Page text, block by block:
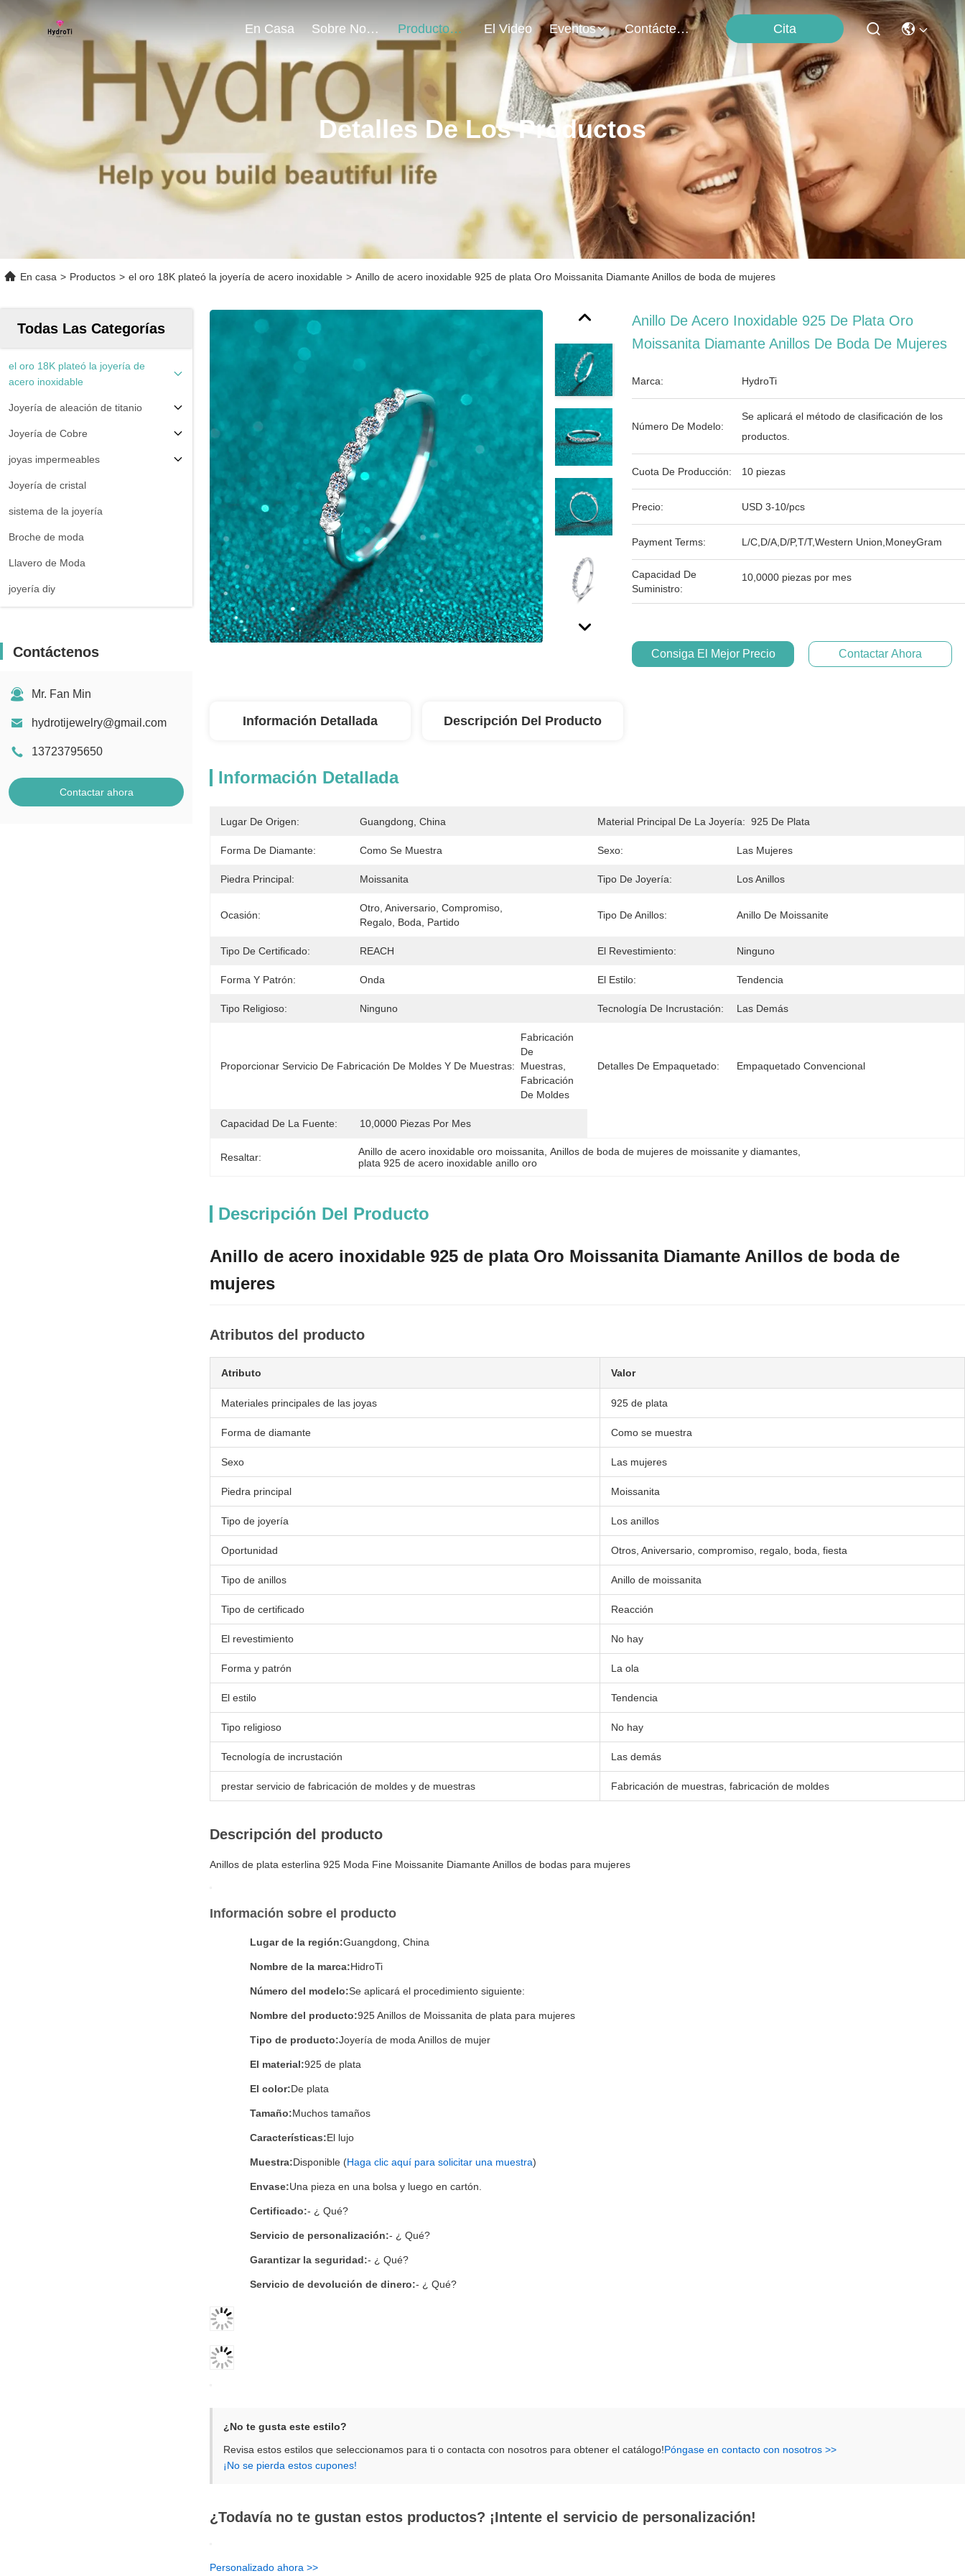
En Casa Sobre Nosotros Productos El Video Eventos Contáctenos Cita
Detalles De Los Productos
En casa > Productos > el oro 18K plateó la joyería de acero inoxidable > Anillo de acero inoxidable 925 de plata Oro Moissanita Diamante Anillos de boda de mujeres
Todas Las Categorías
el oro 18K plateó la joyería de
acero inoxidable
Joyería de aleación de titanio
Joyería de Cobre
joyas impermeables
Joyería de cristal
sistema de la joyería
Broche de moda
Llavero de Moda
joyería diy
Contáctenos
Mr. Fan Min
hydrotijewelry@gmail.com
13723795650
Contactar ahora
Anillo De Acero Inoxidable 925 De Plata Oro
Moissanita Diamante Anillos De Boda De Mujeres
Marca: HydroTi
Número De Modelo:
Se aplicará el método de clasificación de los
productos.
Cuota De Producción: 10 piezas
Precio: USD 3-10/pcs
Payment Terms: L/C,D/A,D/P,T/T,Western Union,MoneyGram
Capacidad De
Suministro:
10,0000 piezas por mes
Consiga El Mejor Precio Contactar Ahora
Información Detallada Descripción Del Producto
Información Detallada
Lugar De Origen: Guangdong, China Material Principal De La Joyería: 925 De Plata
Forma De Diamante: Como Se Muestra Sexo: Las Mujeres
Piedra Principal: Moissanita Tipo De Joyería: Los Anillos
Ocasión:
Otro, Aniversario, Compromiso,
Regalo, Boda, Partido
Tipo De Anillos: Anillo De Moissanite
Tipo De Certificado: REACH El Revestimiento: Ninguno
Forma Y Patrón: Onda El Estilo: Tendencia
Tipo Religioso: Ninguno Tecnología De Incrustación: Las Demás
Proporcionar Servicio De Fabricación De Moldes Y De Muestras:
Fabricación
De
Muestras,
Fabricación
De Moldes
Detalles De Empaquetado: Empaquetado Convencional
Capacidad De La Fuente: 10,0000 Piezas Por Mes
Resaltar: Anillo de acero inoxidable oro moissanita Anillos de boda de mujeres de moissanite y diamantes
plata 925 de acero inoxidable anillo oro
Descripción Del Producto
Anillo de acero inoxidable 925 de plata Oro Moissanita Diamante Anillos de boda de
mujeres
Atributos del producto
Atributo Valor
Materiales principales de las joyas 925 de plata
Forma de diamante Como se muestra
Sexo Las mujeres
Piedra principal Moissanita
Tipo de joyería Los anillos
Oportunidad Otros, Aniversario, compromiso, regalo, boda, fiesta
Tipo de anillos Anillo de moissanita
Tipo de certificado Reacción
El revestimiento No hay
Forma y patrón La ola
El estilo Tendencia
Tipo religioso No hay
Tecnología de incrustación Las demás
prestar servicio de fabricación de moldes y de muestras Fabricación de muestras, fabricación de moldes
Descripción del producto
Anillos de plata esterlina 925 Moda Fine Moissanite Diamante Anillos de bodas para mujeres
Información sobre el producto
Lugar de la región:Guangdong, China
Nombre de la marca:HidroTi
Número del modelo:Se aplicará el procedimiento siguiente:
Nombre del producto:925 Anillos de Moissanita de plata para mujeres
Tipo de producto:Joyería de moda Anillos de mujer
El material:925 de plata
El color:De plata
Tamaño:Muchos tamaños
Características:El lujo
Muestra:Disponible (Haga clic aquí para solicitar una muestra)
Envase:Una pieza en una bolsa y luego en cartón.
Certificado:- ¿ Qué?
Servicio de personalización:- ¿ Qué?
Garantizar la seguridad:- ¿ Qué?
Servicio de devolución de dinero:- ¿ Qué?
¿No te gusta este estilo?
Revisa estos estilos que seleccionamos para ti o contacta con nosotros para obtener el catálogo!Póngase en contacto con nosotros >>
¡No se pierda estos cupones!
¿Todavía no te gustan estos productos? ¡Intente el servicio de personalización!
Personalizado ahora >>